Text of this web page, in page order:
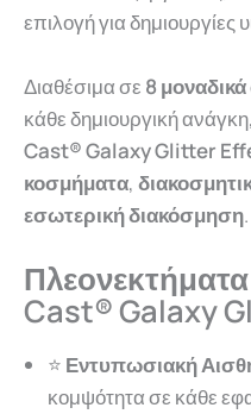
επιλογή για δημιουργίες
Διαθέσιμα σε 8
κάθε δημιουργική
Cast® Galaxy Glitter
κοσμήματα,
εσωτερική διακόσμηση.
Cast® Galaxy
⭐ Εντυπωσιακή
κομψότητα σε κάθε